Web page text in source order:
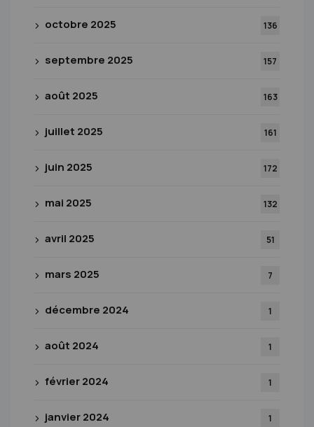
octobre 2025 136
septembre 2025 157
août 2025 163
juillet 2025 161
juin 2025 172
mai 2025 132
avril 2025 51
mars 2025 7
décembre 2024 1
août 2024 1
février 2024 1
janvier 2024 1